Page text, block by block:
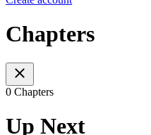
Chapters
0 Chapters
Up Next